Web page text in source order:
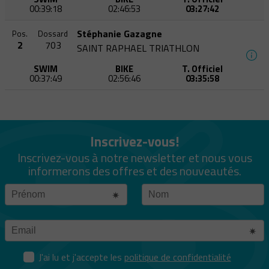
00:39:18 02:46:53 03:27:42
Pos.
2
Dossard
703
Stéphanie Gazagne
SAINT RAPHAEL TRIATHLON
SWIM
00:37:49
BIKE
02:56:46
T. Officiel
03:35:58
Inscrivez-vous!
Inscrivez-vous à notre newsletter et nous vous
informerons des offres et des nouveautés.
J'ai lu et j'accepte les politique de confidentialité